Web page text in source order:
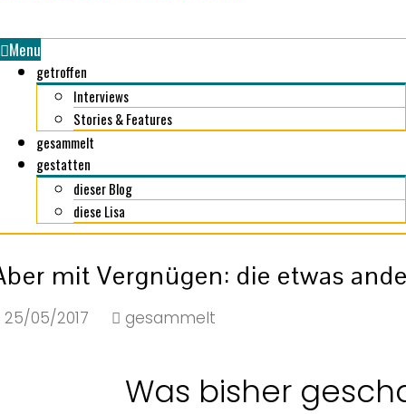
Menu
getroffen
Interviews
Stories & Features
gesammelt
gestatten
dieser Blog
diese Lisa
mit Vergnügen: die etwas
25/05/2017 gesammelt
Was bisher